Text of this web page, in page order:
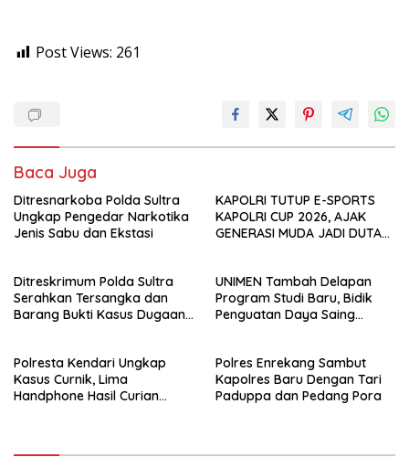
Post Views: 261
Baca Juga
Ditresnarkoba Polda Sultra
Ungkap Pengedar Narkotika
Jenis Sabu dan Ekstasi
KAPOLRI TUTUP E-SPORTS
KAPOLRI CUP 2026, AJAK
GENERASI MUDA JADI DUTA
Ditreskrimum Polda Sultra
Serahkan Tersangka dan
Barang Bukti Kasus Dugaan
Kejaksaan
UNIMEN Tambah Delapan
Program Studi Baru, Bidik
Penguatan Daya Saing
Polresta Kendari Ungkap
Kasus Curnik, Lima
Handphone Hasil Curian
Polres Enrekang Sambut
Kapolres Baru Dengan Tari
Paduppa dan Pedang Pora